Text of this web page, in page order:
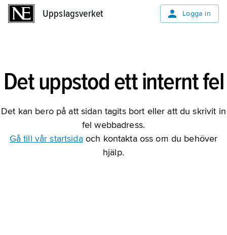
Uppslagsverket Logga in
Det uppstod ett internt fel
Det kan bero på att sidan tagits bort eller att du skrivit in
fel webbadress.
Gå till vår startsidaoch kontakta oss om du behöver
hjälp.